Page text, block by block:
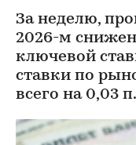
За неделю,
2026-м
ключевой
ставки по
всего на 0,03